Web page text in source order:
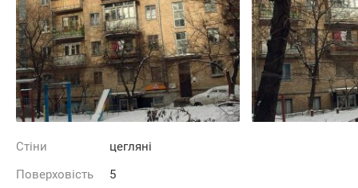
Стіни
цегляні
Поверховість
5